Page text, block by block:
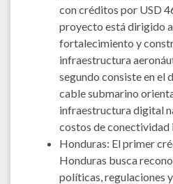
con créditos por USD
proyecto está dirigido
fortalecimiento y
infraestructura
segundo consiste en el
cable submarino
infraestructura digital
costos de conectividad
Honduras: El primer
Honduras busca
políticas, regulaciones